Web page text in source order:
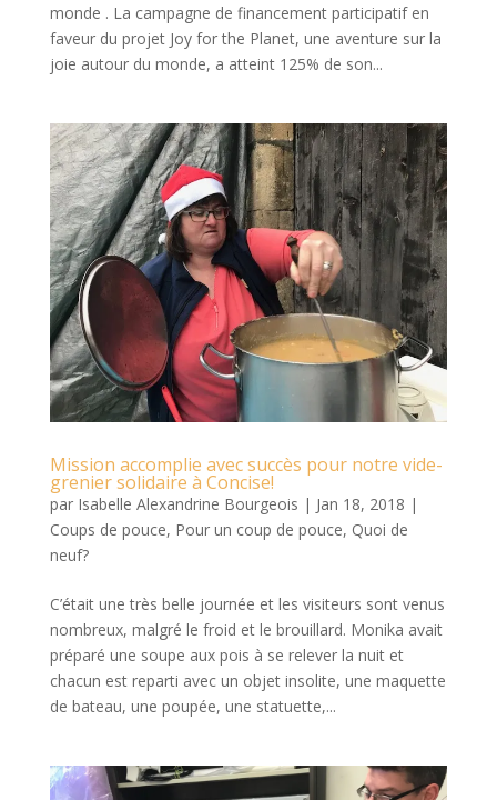
monde . La campagne de financement participatif en
faveur du projet Joy for the Planet, une aventure sur la
joie autour du monde, a atteint 125% de son...
Mission accomplie avec succès pour notre vide-
grenier solidaire à Concise!
par Isabelle Alexandrine Bourgeois | Jan 18, 2018 |
Coups de pouce, Pour un coup de pouce, Quoi de
neuf?
C’était une très belle journée et les visiteurs sont venus
nombreux, malgré le froid et le brouillard. Monika avait
préparé une soupe aux pois à se relever la nuit et
chacun est reparti avec un objet insolite, une maquette
de bateau, une poupée, une statuette,...